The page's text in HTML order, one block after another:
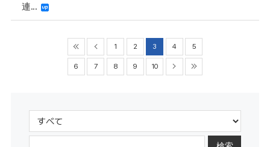
連...
1 2 3 4 5
6 7 8 9 10